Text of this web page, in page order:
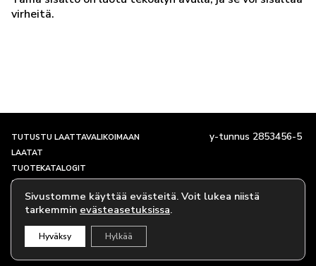
virheitä.
TUTUSTU LAATTAVALIKOIMAAN
LAATAT
TUOTEKATALOGIT
SHOWROOM JA YHTEYSTIEDOT
TARINAMME
EVÄSTEKÄYTÄNTÖ
y-tunnus 2853456-5
© Caisla Oy 2018-2026
Sivustomme käyttää evästeitä. Voit lukea niistä
tarkemmin evästeasetuksissa.
Hyväksy Hylkää